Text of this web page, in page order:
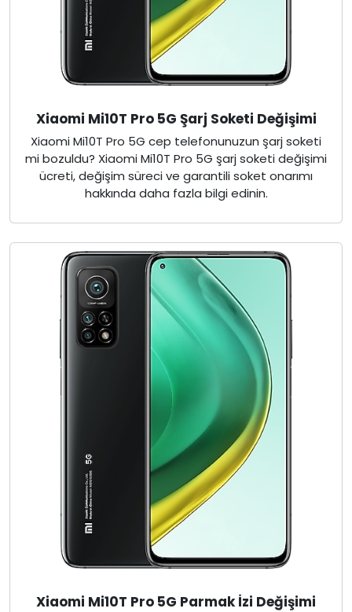
Xiaomi Mi10T Pro 5G Şarj Soketi Değişimi
Xiaomi Mi10T Pro 5G cep telefonunuzun şarj soketi
mi bozuldu? Xiaomi Mi10T Pro 5G şarj soketi değişimi
ücreti, değişim süreci ve garantili soket onarımı
hakkında daha fazla bilgi edinin.
Xiaomi Mi10T Pro 5G Parmak İzi Değişimi